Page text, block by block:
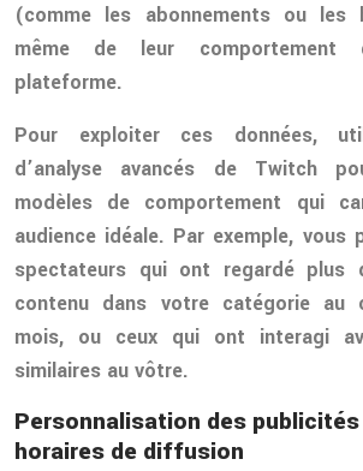
(comme les abonnements ou
même de leur comportement
plateforme.
Pour exploiter ces données,
d’analyse avancés de Twitch
modèles de comportement qui
audience idéale. Par exemple, vous
spectateurs qui ont regardé plus
contenu dans votre catégorie au
mois, ou ceux qui ont interagi
similaires au vôtre.
Personnalisation des
horaires de diffusion